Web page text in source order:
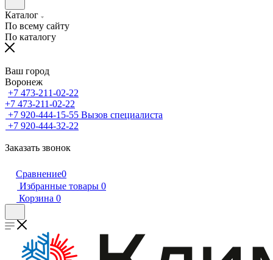
Каталог
По всему сайту
По каталогу
Ваш город
Воронеж
+7 473-211-02-22
+7 473-211-02-22
+7 920-444-15-55 Вызов специалиста
+7 920-444-32-22
Заказать звонок
Сравнение0
Избранные товары 0
Корзина 0